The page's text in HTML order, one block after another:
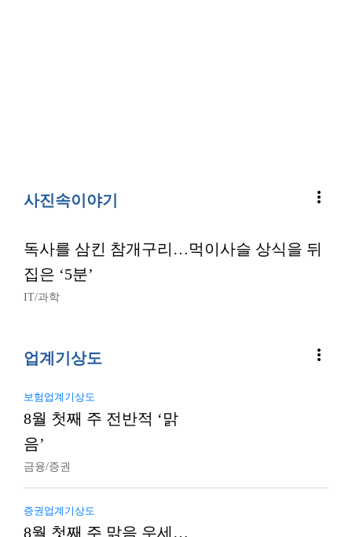
사진속이야기 more_vert
독사를 삼킨 참개구리…먹이사슬 상식을 뒤
집은 ‘5분’
IT/과학
업계기상도 more_vert
보험업계기상도
8월 첫째 주 전반적 ‘맑
음’
금융/증권
증권업계기상도
8월 첫째 주 맑음 우세…